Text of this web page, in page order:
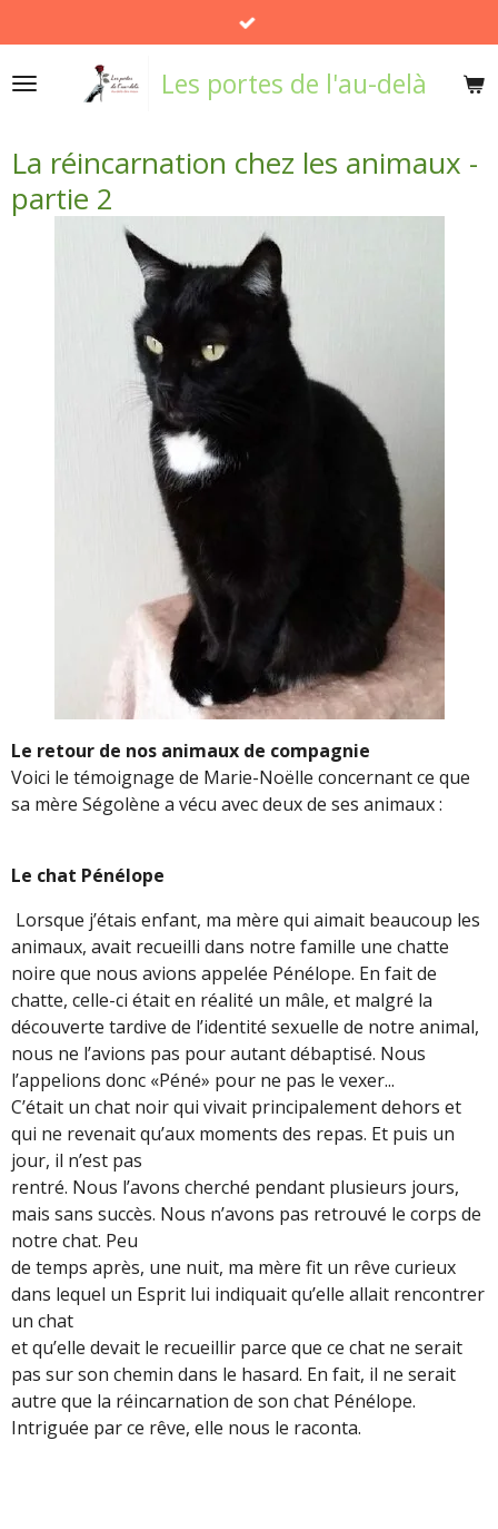
au
contenu
Les portes de l'au-delà
La réincarnation chez les animaux -
partie 2
Le retour de nos animaux de compagnie
Voici le témoignage de Marie-Noëlle concernant ce que
sa mère Ségolène a vécu avec deux de ses animaux :
Le chat Pénélope
Lorsque j’étais enfant, ma mère qui aimait beaucoup les
animaux, avait recueilli dans notre famille une chatte
noire que nous avions appelée Pénélope. En fait de
chatte, celle-ci était en réalité un mâle, et malgré la
découverte tardive de l’identité sexuelle de notre animal,
nous ne l’avions pas pour autant débaptisé. Nous
l’appelions donc «Péné» pour ne pas le vexer...
C’était un chat noir qui vivait principalement dehors et
qui ne revenait qu’aux moments des repas. Et puis un
jour, il n’est pas
rentré. Nous l’avons cherché pendant plusieurs jours,
mais sans succès. Nous n’avons pas retrouvé le corps de
notre chat. Peu
de temps après, une nuit, ma mère fit un rêve curieux
dans lequel un Esprit lui indiquait qu’elle allait rencontrer
un chat
et qu’elle devait le recueillir parce que ce chat ne serait
pas sur son chemin dans le hasard. En fait, il ne serait
autre que la réincarnation de son chat Pénélope.
Intriguée par ce rêve, elle nous le raconta.